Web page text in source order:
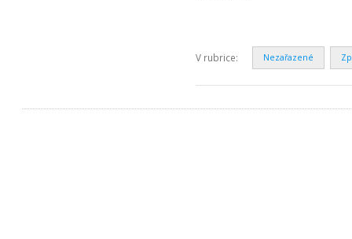
V rubrice: Nezařazené